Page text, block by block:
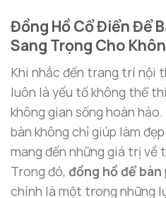
Đồng Hồ Cổ Điển Để
Sang Trọng Cho
Khi nhắc đến trang trí nội
luôn là yếu tố không thể
không gian sống hoàn
bàn không chỉ giúp làm
mang đến những giá trị về
Trong đó, đồng hồ để bàn
chính là một trong những